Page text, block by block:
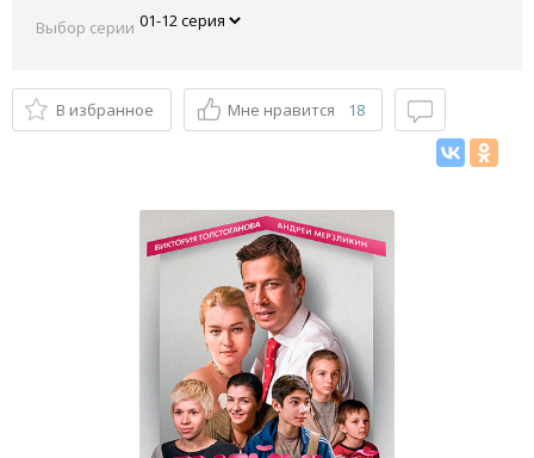
Выбор серии
В избранное Мне нравится 18